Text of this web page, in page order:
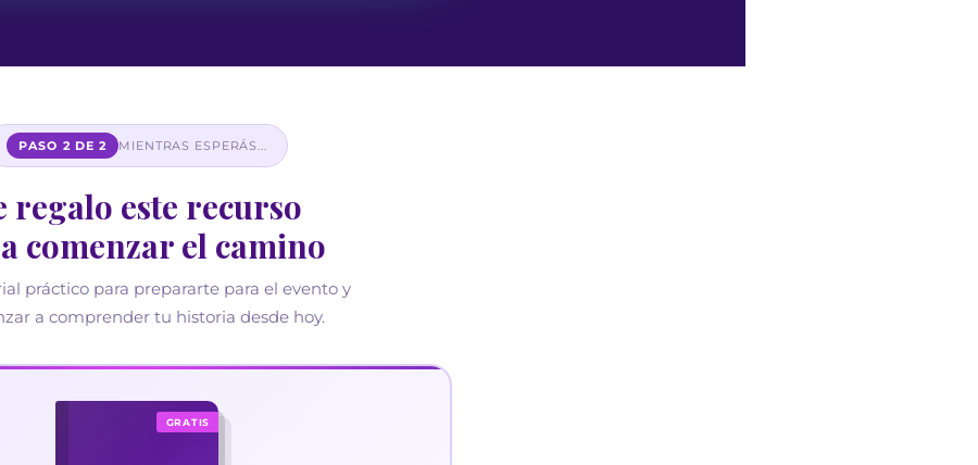
PASO 2 DE 2 MIENTRAS ESPERÁS...
regalo este recurso
comenzar el camino
práctico para prepararte para el evento y
a comprender tu historia desde hoy.